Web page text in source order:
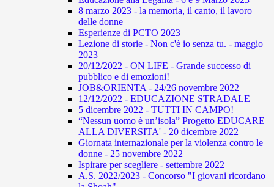
8 marzo 2023 - la memoria, il canto, il lavoro
delle donne
Esperienze di PCTO 2023
Lezione di storie - Non c'è io senza tu. - maggio
2023
20/12/2022 - ON LIFE - Grande successo di
pubblico e di emozioni!
JOB&ORIENTA - 24/26 novembre 2022
12/12/2022 - EDUCAZIONE STRADALE
5 dicembre 2022 - TUTTI IN CAMPO!
“Nessun uomo è un’isola” Progetto EDUCARE
ALLA DIVERSITA' - 20 dicembre 2022
Giornata internazionale per la violenza contro le
donne - 25 novembre 2022
Ispirare per scegliere - settembre 2022
A.S. 2022/2023 - Concorso "I giovani ricordano